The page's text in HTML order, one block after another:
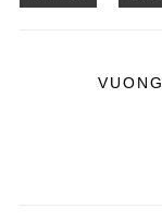
VUONG